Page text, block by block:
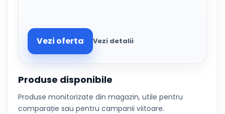
Vezi oferta Vezi detalii
Produse disponibile
Produse monitorizate din magazin, utile pentru
comparație sau pentru campanii viitoare.